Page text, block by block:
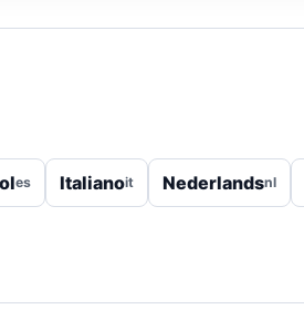
es Italianoit Nederlandsnl